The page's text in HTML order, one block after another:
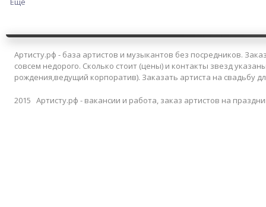
Артисту.рф - база артистов и музыкантов без посредников.
совсем недорого. Сколько стоит (цены) и контакты звезд
рождения,ведущий корпоратив). Заказать артиста на свадьбу
2015 Артисту.рф - вакансии и работа, заказ артистов на